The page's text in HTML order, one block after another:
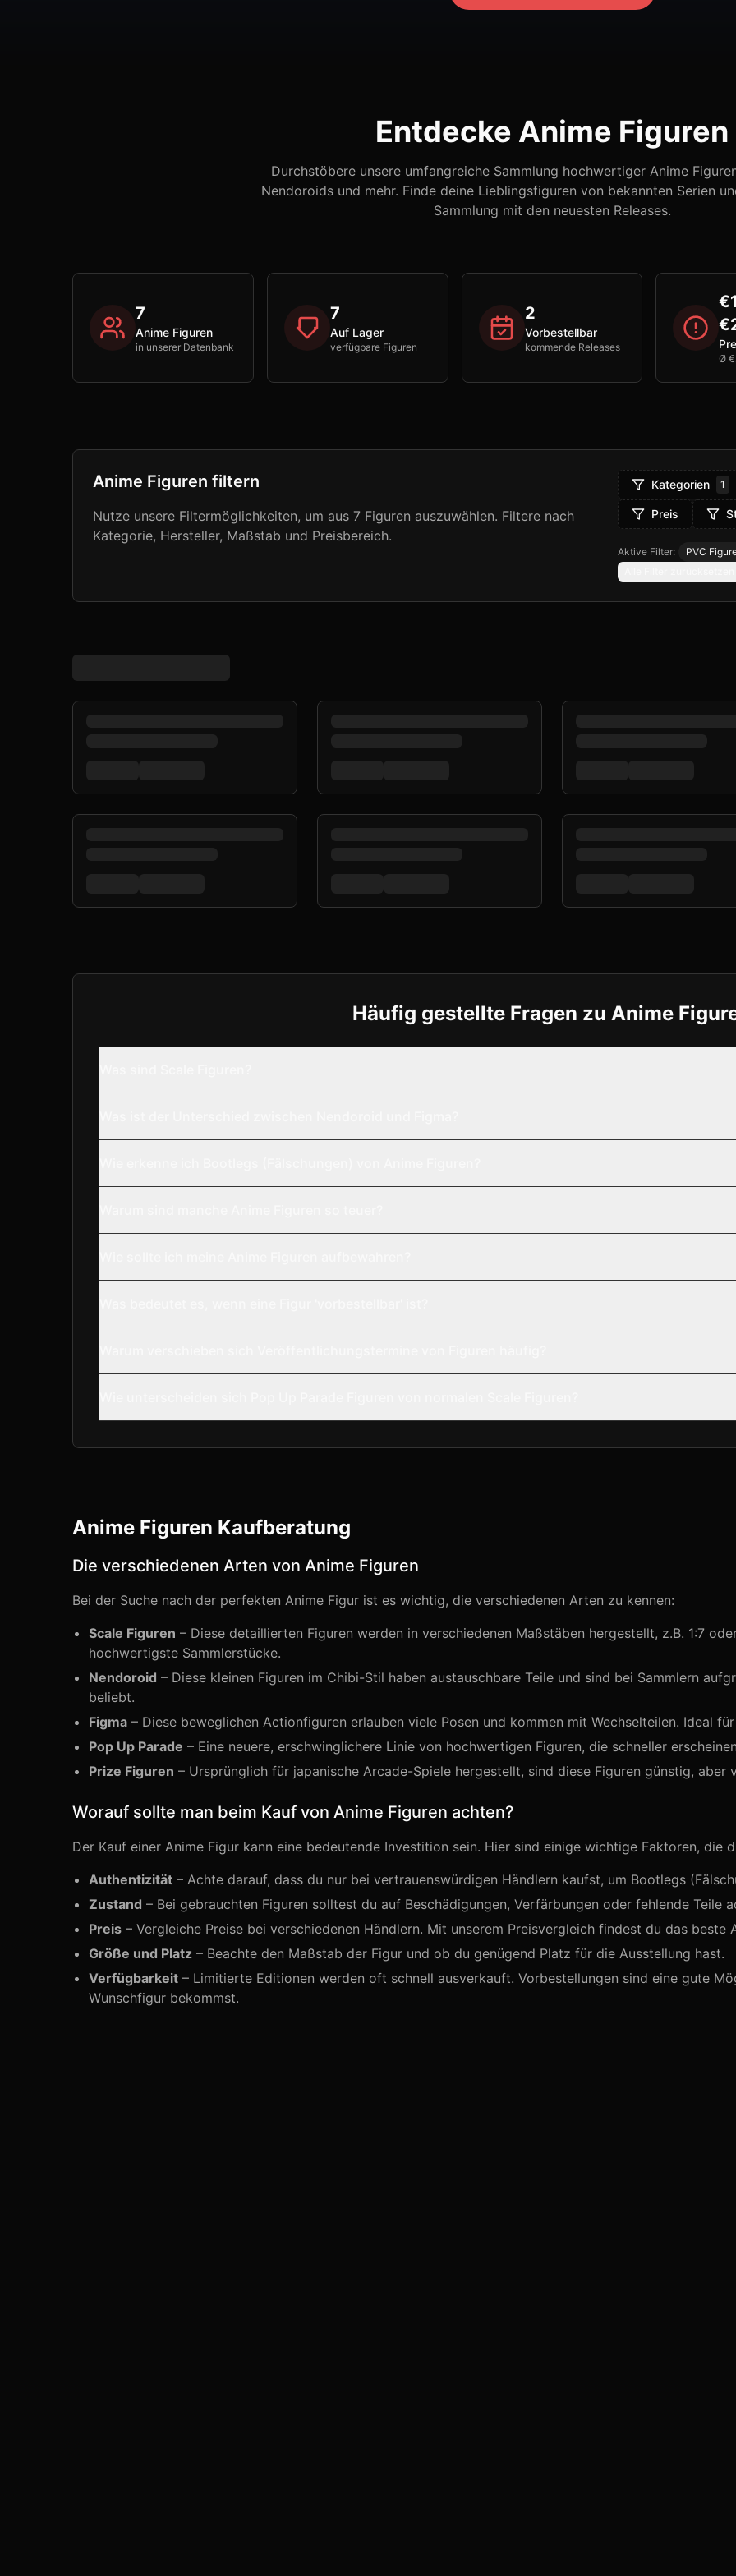
Entdecke Anime Figuren
Durchstöbere unsere umfangreiche Sammlung hochwertiger Anime
Nendoroids und mehr. Finde deine Lieblingsfiguren von bekannten Serien
Sammlung mit den neuesten Releases.
7
Anime Figuren
in unserer Datenbank
7
Auf Lager
verfügbare Figuren
2
Vorbestellbar
kommende Releases
Ø
Anime Figuren filtern
Nutze unsere Filtermöglichkeiten, um aus 7 Figuren auszuwählen. Filtere nach
Kategorie, Hersteller, Maßstab und Preisbereich.
Kategorien 1
Preis
Aktive Filter:
PVC
Häufig gestellte Fragen zu Anime
Anime Figuren Kaufberatung
Die verschiedenen Arten von Anime Figuren
Bei der Suche nach der perfekten Anime Figur ist es wichtig, die verschiedenen Arten zu kennen:
Scale Figuren – Diese detaillierten Figuren werden in verschiedenen Maßstäben hergestellt, z.B. 1:7
hochwertigste Sammlerstücke.
Nendoroid – Diese kleinen Figuren im Chibi-Stil haben austauschbare Teile und sind bei Sammlern
beliebt.
Figma – Diese beweglichen Actionfiguren erlauben viele Posen und kommen mit Wechselteilen. Ideal
Pop Up Parade – Eine neuere, erschwinglichere Linie von hochwertigen Figuren, die schneller
Prize Figuren – Ursprünglich für japanische Arcade-Spiele hergestellt, sind diese Figuren günstig, aber
Worauf sollte man beim Kauf von Anime Figuren achten?
Der Kauf einer Anime Figur kann eine bedeutende Investition sein. Hier sind einige wichtige Faktoren, die
Authentizität – Achte darauf, dass du nur bei vertrauenswürdigen Händlern kaufst, um Bootlegs
Zustand – Bei gebrauchten Figuren solltest du auf Beschädigungen, Verfärbungen oder fehlende Teile
Preis – Vergleiche Preise bei verschiedenen Händlern. Mit unserem Preisvergleich findest du das beste
Größe und Platz – Beachte den Maßstab der Figur und ob du genügend Platz für die Ausstellung hast.
Verfügbarkeit – Limitierte Editionen werden oft schnell ausverkauft. Vorbestellungen sind eine gute
Wunschfigur bekommst.